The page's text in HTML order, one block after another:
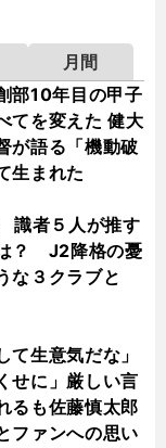
月間
部10年目の甲子
てを変えた 健大
が語る「機動破
生まれた
識者５人が推す
？ J2降格の憂
な３クラブと
て生意気だな」
せに」厳しい言
るも佐藤慎太郎
ファンへの思い